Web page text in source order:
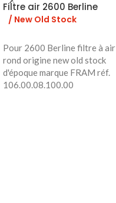
Filtre air 2600 Berline
/ New Old Stock
Pour 2600 Berline filtre à air
rond origine new old stock
d'époque marque FRAM réf.
106.00.08.100.00